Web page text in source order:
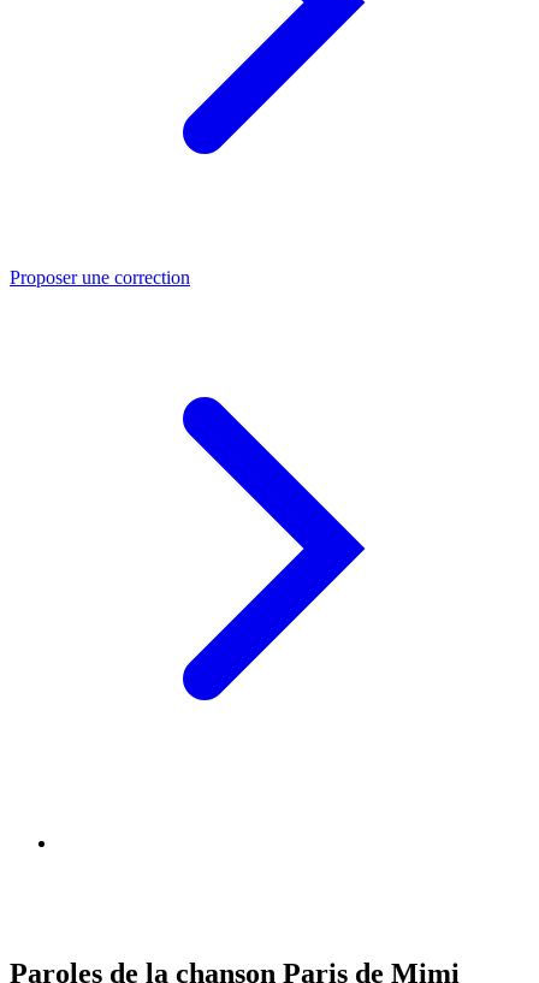
Proposer une correction
Paroles de la chanson Paris de Mimi